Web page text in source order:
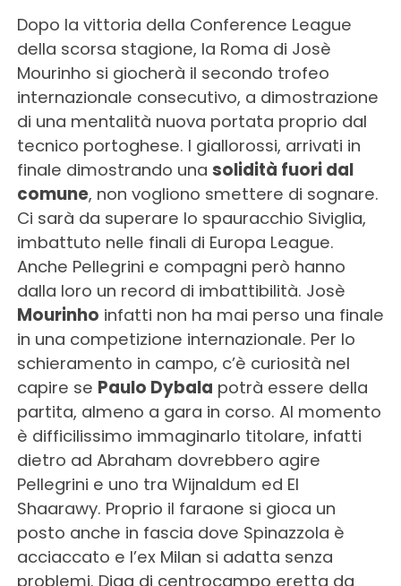
Dopo la vittoria della Conference League
della scorsa stagione, la Roma di Josè
Mourinho si giocherà il secondo trofeo
internazionale consecutivo, a dimostrazione
di una mentalità nuova portata proprio dal
tecnico portoghese. I giallorossi, arrivati in
finale dimostrando una solidità fuori dal
comune, non vogliono smettere di sognare.
Ci sarà da superare lo spauracchio Siviglia,
imbattuto nelle finali di Europa League.
Anche Pellegrini e compagni però hanno
dalla loro un record di imbattibilità. Josè
Mourinho infatti non ha mai perso una finale
in una competizione internazionale. Per lo
schieramento in campo, c’è curiosità nel
capire se Paulo Dybala potrà essere della
partita, almeno a gara in corso. Al momento
è difficilissimo immaginarlo titolare, infatti
dietro ad Abraham dovrebbero agire
Pellegrini e uno tra Wijnaldum ed El
Shaarawy. Proprio il faraone si gioca un
posto anche in fascia dove Spinazzola è
acciaccato e l’ex Milan si adatta senza
problemi. Diga di centrocampo eretta da